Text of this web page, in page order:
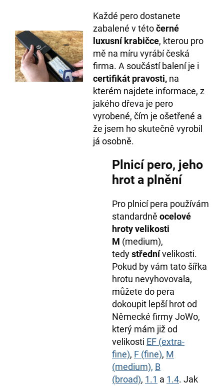
Každé pero dostanete
zabalené v tétočerné
luxusní krabičce, kterou pro
mě na míru vyrábí česká
firma. A součástí balení je i
certifikát pravosti,na
kterém najdete informace, z
jakého dřeva je pero
vyrobené, čím je ošetřené a
že jsem ho skutečně vyrobil
já osobně.
Plnicí pero, jeho
hrot a plnění
Pro plnicí pera používám
standardně ocelové
hroty velikosti
M (medium),
tedystřednívelikosti.
Pokud by vám tato šířka
hrotu nevyhovovala,
můžete do pera
dokoupit lepší hrot od
Německé firmy JoWo,
který mám již od
velikosti EF (extra-
fine), F (fine), M
(medium), B
(broad), 1.1 a 1.4. Jak